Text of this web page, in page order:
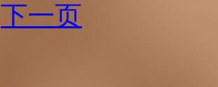
下一页